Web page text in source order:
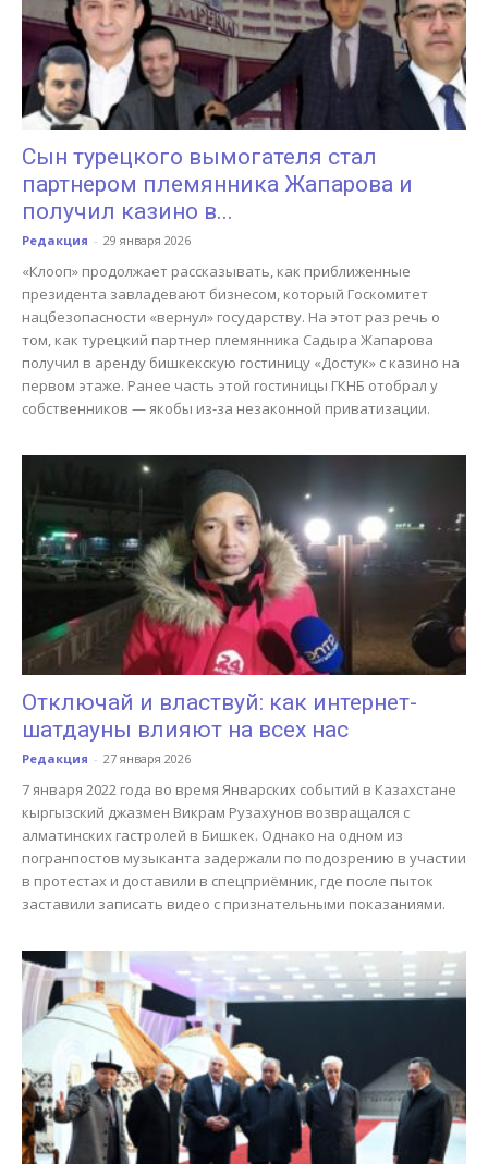
Сын турецкого вымогателя стал
партнером племянника Жапарова и
получил казино в...
Редакция - 29 января 2026
«Клооп» продолжает рассказывать, как приближенные
президента завладевают бизнесом, который Госкомитет
нацбезопасности «вернул» государству. На этот раз речь о
том, как турецкий партнер племянника Садыра Жапарова
получил в аренду бишкекскую гостиницу «Достук» с казино на
первом этаже. Ранее часть этой гостиницы ГКНБ отобрал у
собственников — якобы из-за незаконной приватизации.
Отключай и властвуй: как интернет-
шатдауны влияют на всех нас
Редакция - 27 января 2026
7 января 2022 года во время Январских событий в Казахстане
кыргызский джазмен Викрам Рузахунов возвращался с
алматинских гастролей в Бишкек. Однако на одном из
погранпостов музыканта задержали по подозрению в участии
в протестах и доставили в спецприёмник, где после пыток
заставили записать видео с признательными показаниями.